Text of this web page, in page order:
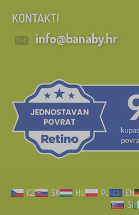
KONTAKTI
info@banaby.hr
CZ SK HU PL EN
SI